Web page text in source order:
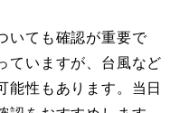
いても確認が重要で
ていますが、台風など
能性もあります。当日